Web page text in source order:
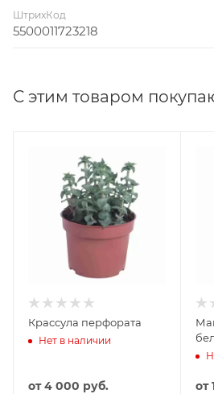
ШтрихКод
5500011723218
С этим товаром
Крассула перфората
Нет в наличии
от4 000 руб. от